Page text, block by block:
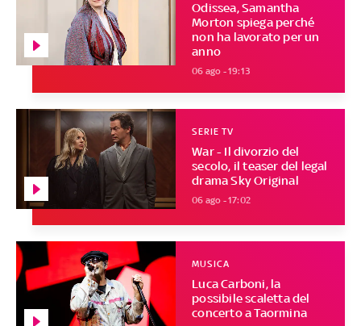
Odissea, Samantha
Morton spiega perché
non ha lavorato per un
anno
06 ago - 19:13
War - Il divorzio del
secolo, il teaser del legal
drama Sky Original
SERIE TV
06 ago - 17:02
Luca Carboni, la
possibile scaletta del
concerto a Taormina
MUSICA